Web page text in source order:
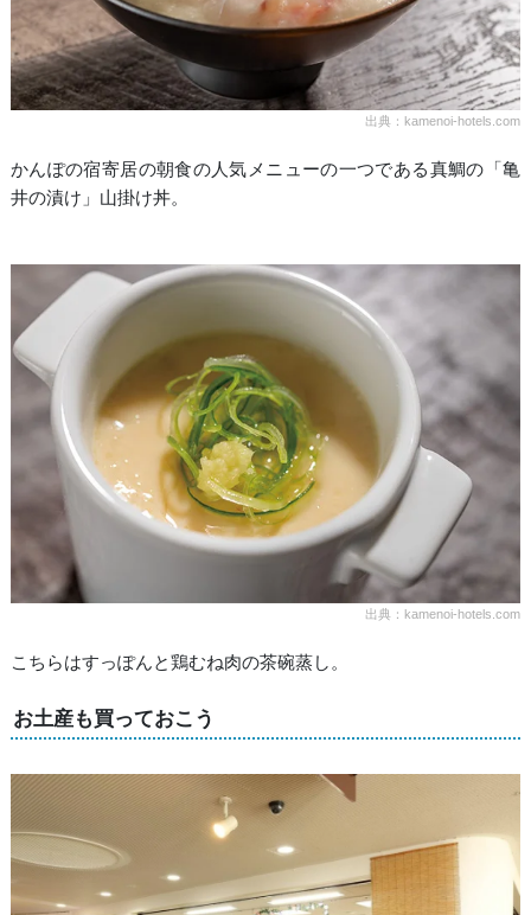
出典：kamenoi-hotels.com
かんぽの宿寄居の朝食の人気メニューの一つである真鯛の「亀
井の漬け」山掛け丼。
出典：kamenoi-hotels.com
こちらはすっぽんと鶏むね肉の茶碗蒸し。
お土産も買っておこう